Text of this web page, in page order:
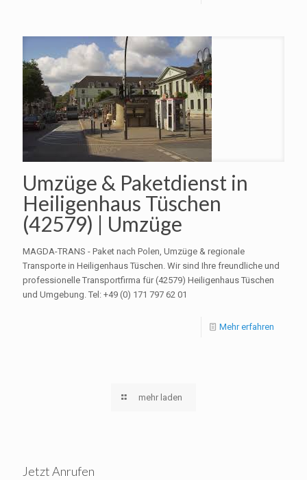
Umzüge & Paketdienst in
Heiligenhaus Tüschen
(42579) | Umzüge
MAGDA-TRANS - Paket nach Polen, Umzüge & regionale
Transporte in Heiligenhaus Tüschen. Wir sind Ihre freundliche und
professionelle Transportfirma für (42579) Heiligenhaus Tüschen
und Umgebung. Tel: +49 (0) 171 797 62 01
Mehr erfahren
mehr laden
Jetzt Anrufen